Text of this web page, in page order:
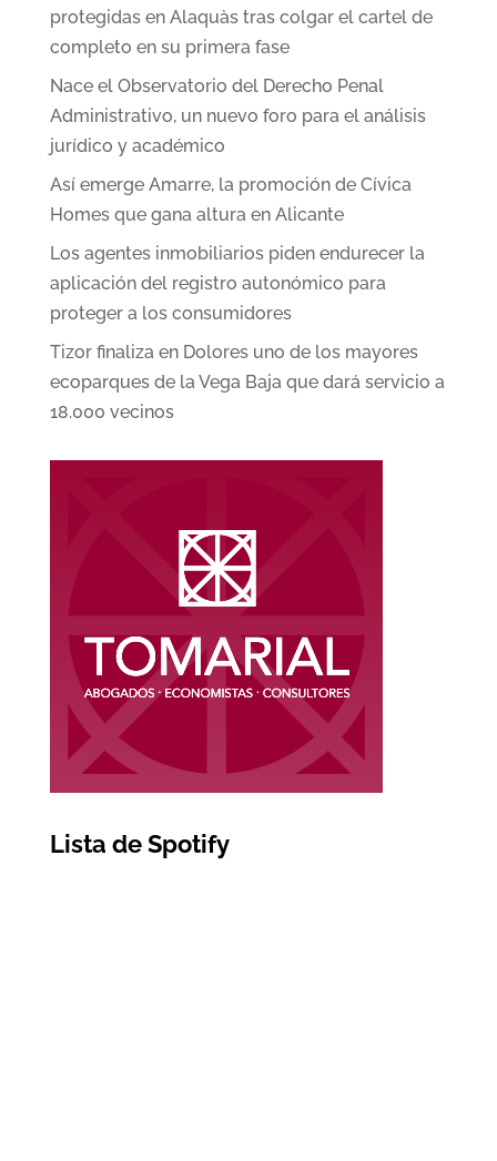
protegidas en Alaquàs tras colgar el cartel de
completo en su primera fase
Nace el Observatorio del Derecho Penal
Administrativo, un nuevo foro para el análisis
jurídico y académico
Así emerge Amarre, la promoción de Cívica
Homes que gana altura en Alicante
Los agentes inmobiliarios piden endurecer la
aplicación del registro autonómico para
proteger a los consumidores
Tizor finaliza en Dolores uno de los mayores
ecoparques de la Vega Baja que dará servicio a
18.000 vecinos
Lista de Spotify